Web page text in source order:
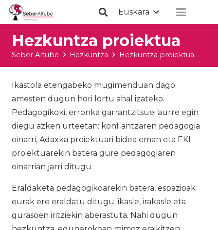
Euskara
Hezkuntza proiektua
Seber Altube Hezkuntza Hezkuntza proiektua
Ikastola etengabeko mugimenduan dago
amesten dugun hori lortu ahal izateko.
Pedagogikoki, erronka garrantzitsuei aurre egin
diegu azken urteetan: konfiantzaren pedagogia
oinarri, Adaxka proiektuari bidea eman eta EKI
proiektuarekin batera gure pedagogiaren
oinarrian jarri ditugu.
Eraldaketa pedagogikoarekin batera, espazioak
eurak ere eraldatu ditugu; ikasle, irakasle eta
gurasoen iritziekin aberastuta. Nahi dugun